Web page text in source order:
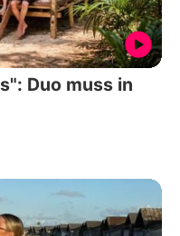
Duo muss in